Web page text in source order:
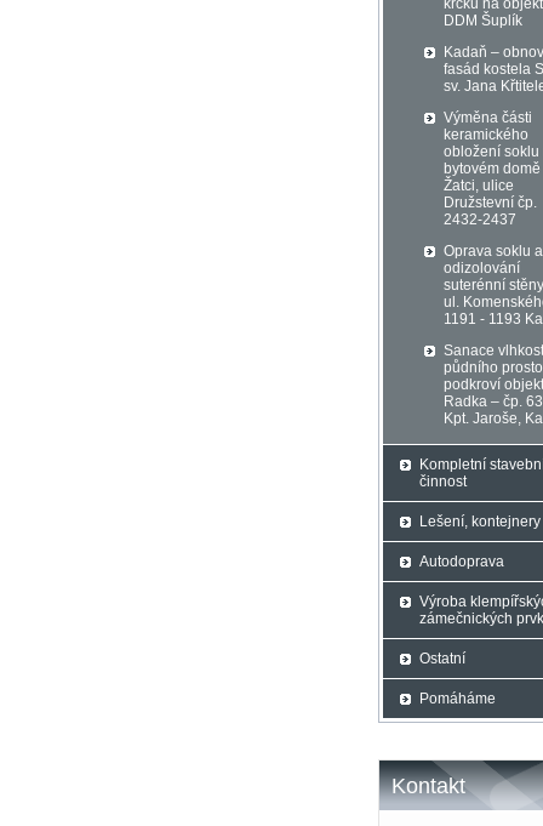
krčku na
DDM Šuplík
Kadaň –
fasád kostela
sv. Jana
Výměna části
keramického
obložení soklu
bytovém domě
Žatci, ulice
Družstevní čp.
2432-2437
Oprava soklu a
odizolování
suterénní
ul.
1191 - 1193
Sanace
půdního
podkroví
Radka – čp.
Kpt. Jaroše,
Kompletní
činnost
Lešení, kontejnery
Autodoprava
Výroba
zámečnických
Ostatní
Pomáháme
Kontakt